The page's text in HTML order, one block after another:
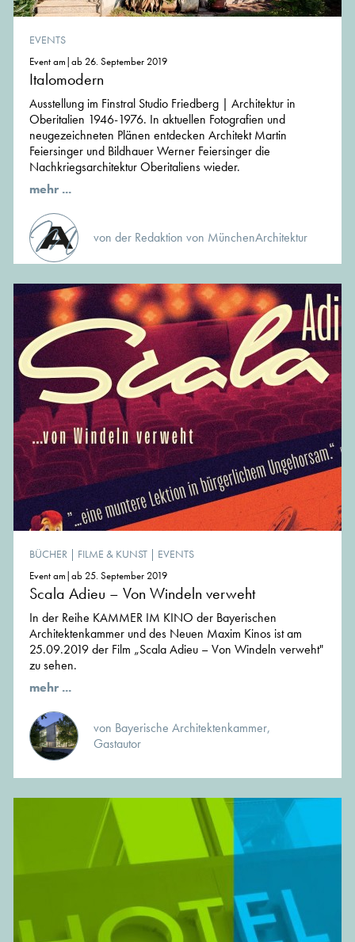
EVENTS
Event am|ab 26. September 2019
Italomodern
Ausstellung im Finstral Studio Friedberg | Architektur in
Oberitalien 1946-1976. In aktuellen Fotografien und
neugezeichneten Plänen entdecken Architekt Martin
Feiersinger und Bildhauer Werner Feiersinger die
Nachkriegsarchitektur Oberitaliens wieder.
mehr ...
von der Redaktion von MünchenArchitektur
BÜCHER | FILME & KUNST | EVENTS
Event am|ab 25. September 2019
Scala Adieu – Von Windeln verweht
In der Reihe KAMMER IM KINO der Bayerischen
Architektenkammer und des Neuen Maxim Kinos ist am
25.09.2019 der Film „Scala Adieu – Von Windeln verweht"
zu sehen.
mehr ...
von Bayerische Architektenkammer,
Gastautor